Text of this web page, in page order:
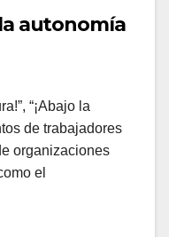
autonomía
“¡Abajo la
de trabajadores
organizaciones
el